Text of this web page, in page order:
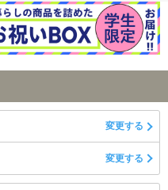
変更する
変更する